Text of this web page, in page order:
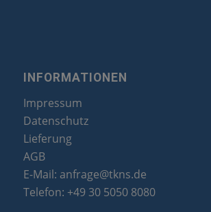
INFORMATIONEN
Impressum
Datenschutz
Lieferung
AGB
E-Mail: anfrage@tkns.de
Telefon: +49 30 5050 8080